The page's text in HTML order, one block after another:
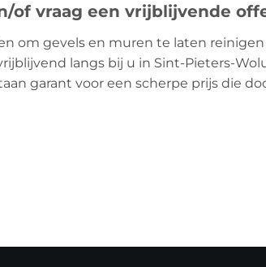
of vraag een vrijblijvende
om gevels en muren te laten
langs bij u in Sint-Pieters-
garant voor een scherpe prijs die